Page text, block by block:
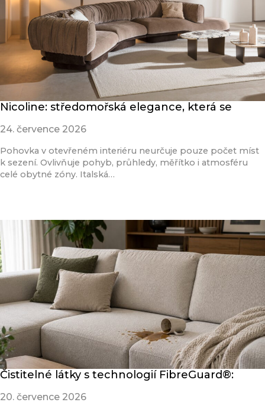
Nicoline: středomořská elegance, která se
24. července 2026
Pohovka v otevřeném interiéru neurčuje pouze počet míst
k sezení. Ovlivňuje pohyb, průhledy, měřítko i atmosféru
celé obytné zóny. Italská…
Čistitelné látky s technologií FibreGuard®:
20. července 2026